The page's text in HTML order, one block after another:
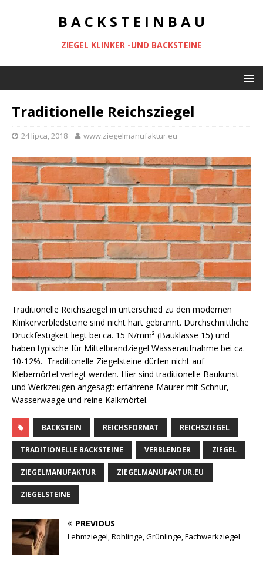
B A C K S T E I N B A U
ZIEGEL KLINKER -UND BACKSTEINE
Traditionelle Reichsziegel
24 lipca, 2018 www.ziegelmanufaktur.eu
Traditionelle Reichsziegel in unterschied zu den modernen
Klinkerverbledsteine sind nicht hart gebrannt. Durchschnittliche
Druckfestigkeit liegt bei ca. 15 N/mm² (Bauklasse 15) und
haben typische für Mittelbrandziegel Wasseraufnahme bei ca.
10-12%. Traditionelle Ziegelsteine dürfen nicht auf
Klebemörtel verlegt werden. Hier sind traditionelle Baukunst
und Werkzeugen angesagt: erfahrene Maurer mit Schnur,
Wasserwaage und reine Kalkmörtel.
BACKSTEIN REICHSFORMAT REICHSZIEGEL
TRADITIONELLE BACKSTEINE VERBLENDER ZIEGEL
ZIEGELMANUFAKTUR ZIEGELMANUFAKTUR.EU
ZIEGELSTEINE
PREVIOUS
Lehmziegel, Rohlinge, Grünlinge, Fachwerkziegel